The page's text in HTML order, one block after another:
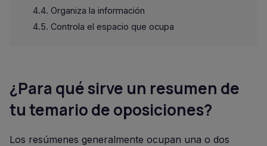
Organiza la información
Controla el espacio que ocupa
¿Para qué sirve un resumen de
tu temario de oposiciones?
Los resúmenes generalmente ocupan una o dos